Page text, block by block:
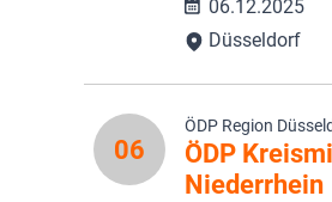
06.12.2025
Düsseldorf
06
ÖDP Region
ÖDP
Niederrhein